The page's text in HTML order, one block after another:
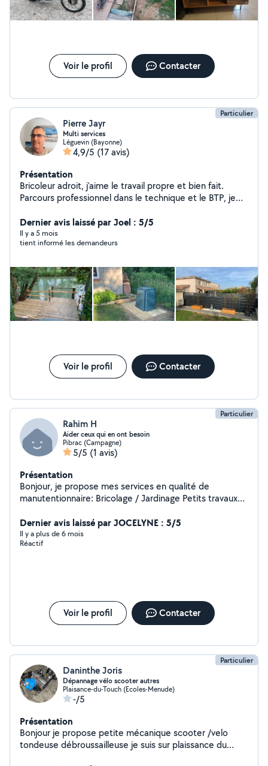
Voir le profil Contacter
Particulier
Pierre Jayr
Multi services
Léguevin (Bayonne)
4,9/5 (17 avis)
Présentation
Bricoleur adroit, j'aime le travail propre et bien fait.
Parcours professionnel dans le technique et le BTP, je
engins de chantier , la tapisserie et peinture, ainsi que
les petites réparations plomberie, petite maçonnerie.
Je suis disponible pour étudier toutes vos demandes. À
Dernier avis laissé par Joel : 5/5
Il y a 5 mois
tient informé les demandeurs
Voir le profil Contacter
Particulier
Rahim H
Aider ceux qui en ont besoin
Pibrac (Campagne)
5/5 (1 avis)
Présentation
Bonjour, je propose mes services en qualité de
manutentionnaire: Bricolage / Jardinage Petits travaux
manutention etc..) Entretien automobile( petite
mécaniques ) Livraison de courses.. Aide à domiciles..
n'hésitez pas à me contacté pour plus d'infos
Dernier avis laissé par JOCELYNE : 5/5
Il y a plus de 6 mois
Réactif
Voir le profil Contacter
Particulier
Daninthe Joris
Dépannage vélo scooter autres
Plaisance-du-Touch (Ecoles-Menude)
-/5
Présentation
Bonjour je propose petite mécanique scooter /velo
tondeuse débroussailleuse je suis sur plaissance du